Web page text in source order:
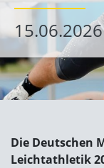
15.06.2026
Die Deutschen
Leichtathletik